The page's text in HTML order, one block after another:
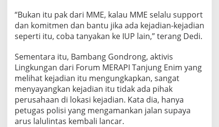
“Bukan itu pak dari MME, kalau MME selalu support
dan komitmen dan bantu jika ada kejadian-kejadian
seperti itu, coba tanyakan ke IUP lain,” terang Dedi.
Sementara itu, Bambang Gondrong, aktivis
Lingkungan dari Forum MERAPI Tanjung Enim yang
melihat kejadian itu mengungkapkan, sangat
menyayangkan kejadian itu tidak ada pihak
perusahaan di lokasi kejadian. Kata dia, hanya
petugas polisi yang mengamankan jalan supaya
arus lalulintas kembali lancar.